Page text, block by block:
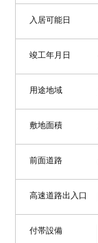
入居可能日
竣工年月日
用途地域
敷地面積
前面道路
高速道路出入口
付帯設備